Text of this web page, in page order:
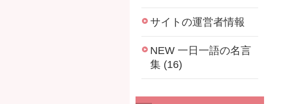
サイトの運営者情報
NEW 一日一語の名言
集 (16)